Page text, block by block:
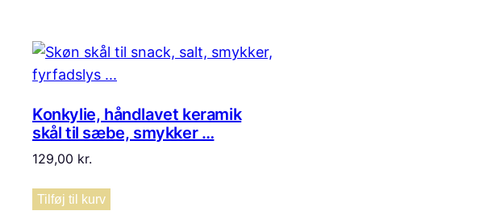
Konkylie, håndlavet keramik
skål til sæbe, smykker …
129,00 kr.
Tilføj til kurv